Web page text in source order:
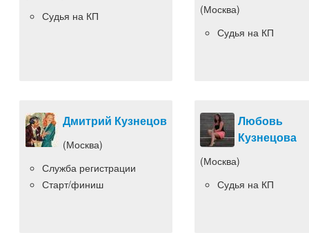
Судья на КП
(Москва)
Судья на КП
Дмитрий Кузнецов
(Москва)
Служба регистрации
Старт/финиш
Любовь
Кузнецова
(Москва)
Судья на КП